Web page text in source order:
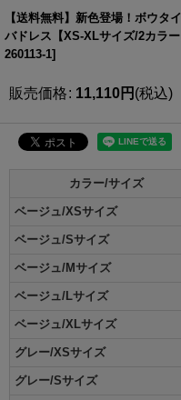
【送料無料】新色登場！ボウタ
バドレス【XS-XLサイズ/2カラ
260113-1]
販売価格: 11,110円 (税込)
カラー/サイズ
ベージュ/XSサイズ
ベージュ/Sサイズ
ベージュ/Mサイズ
ベージュ/Lサイズ
ベージュ/XLサイズ
グレー/XSサイズ
グレー/Sサイズ